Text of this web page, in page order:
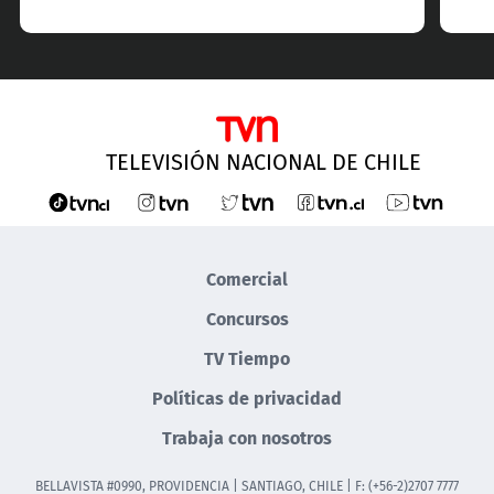
TELEVISIÓN NACIONAL DE CHILE
Comercial
Concursos
TV Tiempo
Políticas de privacidad
Trabaja con nosotros
BELLAVISTA #0990, PROVIDENCIA | SANTIAGO, CHILE | F: (+56-2)2707 7777